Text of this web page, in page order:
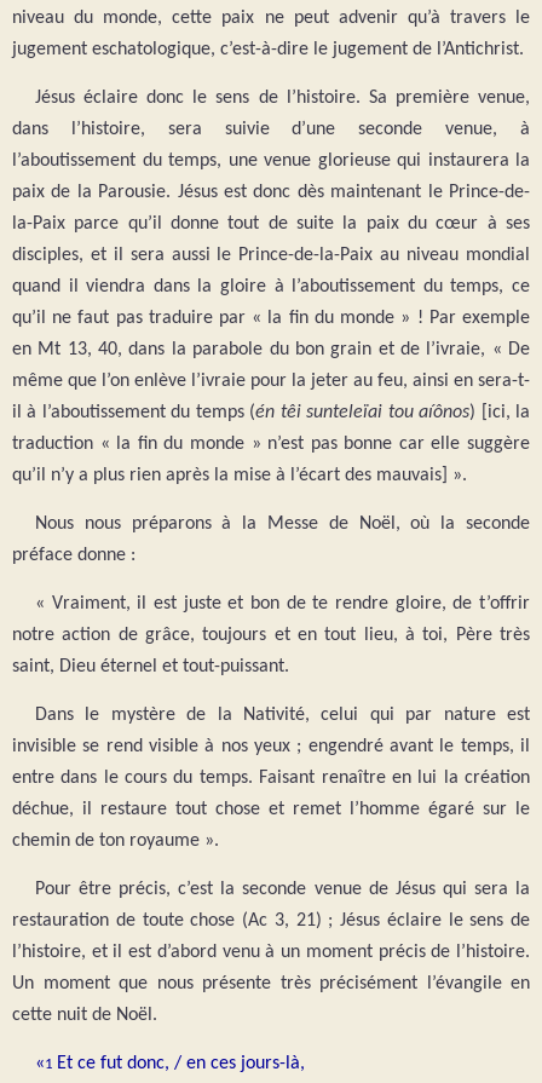
niveau du monde, cette paix ne peut advenir qu’à travers le
jugement eschatologique, c’est-à-dire le jugement de l’Antichrist.
Jésus éclaire donc le sens de l’histoire. Sa première venue,
dans l’histoire, sera suivie d’une seconde venue, à
l’aboutissement du temps, une venue glorieuse qui instaurera la
paix de la Parousie. Jésus est donc dès maintenant le Prince-de-
la-Paix parce qu’il donne tout de suite la paix du cœur à ses
disciples, et il sera aussi le Prince-de-la-Paix au niveau mondial
quand il viendra dans la gloire à l’aboutissement du temps, ce
qu’il ne faut pas traduire par « la fin du monde » ! Par exemple
en Mt 13, 40, dans la parabole du bon grain et de l’ivraie, « De
même que l’on enlève l’ivraie pour la jeter au feu, ainsi en sera-t-
il à l’aboutissement du temps (én têi sunteleïai tou aíônos) [ici, la
traduction « la fin du monde » n’est pas bonne car elle suggère
qu’il n’y a plus rien après la mise à l’écart des mauvais] ».
Nous nous préparons à la Messe de Noël, où la seconde
préface donne :
« Vraiment, il est juste et bon de te rendre gloire, de t’offrir
notre action de grâce, toujours et en tout lieu, à toi, Père très
saint, Dieu éternel et tout-puissant.
Dans le mystère de la Nativité, celui qui par nature est
invisible se rend visible à nos yeux ; engendré avant le temps, il
entre dans le cours du temps. Faisant renaître en lui la création
déchue, il restaure tout chose et remet l’homme égaré sur le
chemin de ton royaume ».
Pour être précis, c’est la seconde venue de Jésus qui sera la
restauration de toute chose (Ac 3, 21) ; Jésus éclaire le sens de
l’histoire, et il est d’abord venu à un moment précis de l’histoire.
Un moment que nous présente très précisément l’évangile en
cette nuit de Noël.
«1 Et ce fut donc, / en ces jours-là,